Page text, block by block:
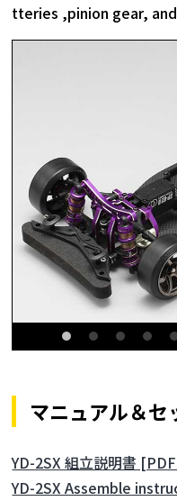
tteries ,pinion gear,
マニュアル＆セ
YD-2SX 組立説明書
YD-2SX Assemble